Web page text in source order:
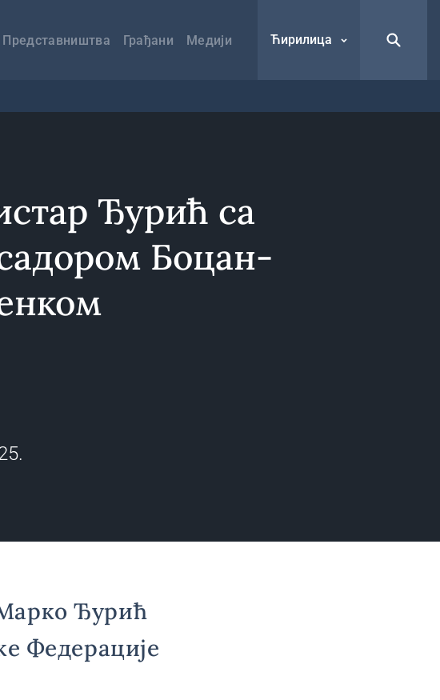
Представништва Грађани Медији Ћирилица
Ђурић са
Боцан-
Ђурић
Федерације